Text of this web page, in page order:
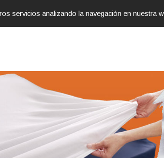
servicios analizando la navegación en nuestra
AVANCE